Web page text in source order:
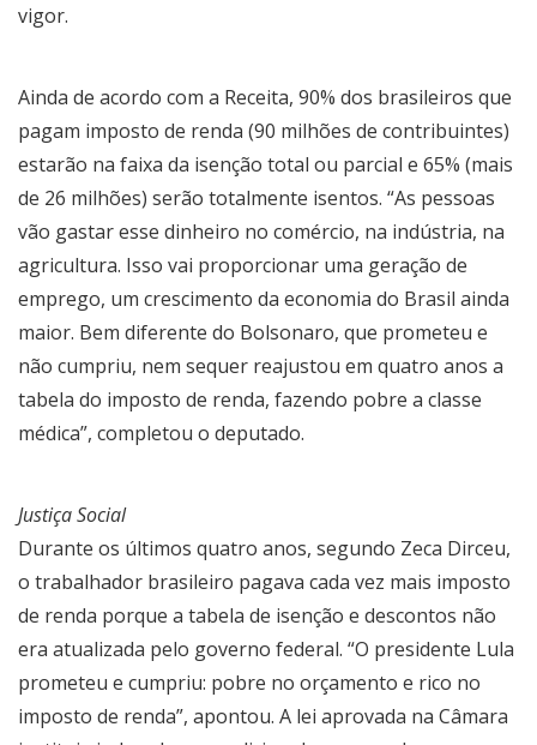
vigor.
Ainda de acordo com a Receita, 90% dos brasileiros que
pagam imposto de renda (90 milhões de contribuintes)
estarão na faixa da isenção total ou parcial e 65% (mais
de 26 milhões) serão totalmente isentos. “As pessoas
vão gastar esse dinheiro no comércio, na indústria, na
agricultura. Isso vai proporcionar uma geração de
emprego, um crescimento da economia do Brasil ainda
maior. Bem diferente do Bolsonaro, que prometeu e
não cumpriu, nem sequer reajustou em quatro anos a
tabela do imposto de renda, fazendo pobre a classe
médica”, completou o deputado.
Justiça Social
Durante os últimos quatro anos, segundo Zeca Dirceu,
o trabalhador brasileiro pagava cada vez mais imposto
de renda porque a tabela de isenção e descontos não
era atualizada pelo governo federal. “O presidente Lula
prometeu e cumpriu: pobre no orçamento e rico no
imposto de renda”, apontou. A lei aprovada na Câmara